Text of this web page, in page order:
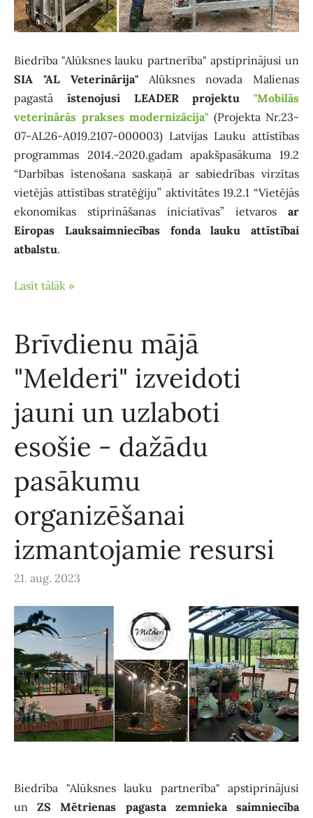
Biedrība "Alūksnes lauku partnerība" apstiprinājusi un
SIA "AL Veterinārija" Alūksnes novada Malienas
pagastā īstenojusi LEADER projektu "Mobilās
veterinārās prakses modernizācija" (Projekta Nr.23-
07-AL26-A019.2107-000003) Latvijas Lauku attīstības
programmas 2014.-2020.gadam apakšpasākuma 19.2
“Darbības īstenošana saskaņā ar sabiedrības virzītas
vietējās attīstības stratēģiju” aktivitātes 19.2.1 “Vietējās
ekonomikas stiprināšanas iniciatīvas” ietvaros ar
Eiropas Lauksaimniecības fonda lauku attīstībai
atbalstu.
Lasīt tālāk »
Brīvdienu mājā
"Melderi" izveidoti
jauni un uzlaboti
esošie - dažādu
pasākumu
organizēšanai
izmantojamie resursi
21. aug. 2023
Biedrība "Alūksnes lauku partnerība" apstiprinājusi
unZS Mētrienas pagasta zemnieka saimniecība